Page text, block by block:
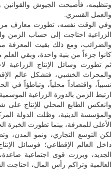
وتنظيمه، فأصبحت الجيوش
والعمل القسري.
وفي الوقت نفسه، تطورت معارف
الزراعية احتاجت إلى حساب الزمن
والضرائب، ومع ذلك بقيت المعرفة
كانوا جزءاً من بنية واحدة، وبقي العلم
ثم تطورت وسائل الإنتاج الزراعية
والمحراث الخشبي، فتشكل عالم
نسبياً، واقتصاداً محلياً، وتباطؤاً
ارتبط الزمن بالدورة الزراعية
وانعكس الطابع المحلي للإنتاج على
والمؤسسة الدينية، وظلت الدولة
الأعلى للمعرفة، بينما تطورت الخبرة
لكن التوسع التجاري، ونمو المدن،
داخل العالم الإقطاعي؛ فوسائل
الجديد، وبرزت قوى اجتماعية
العالمية وتراكم رأس المال،